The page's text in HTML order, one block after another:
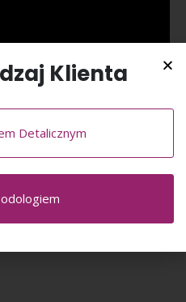
Klienta
Detalicznym